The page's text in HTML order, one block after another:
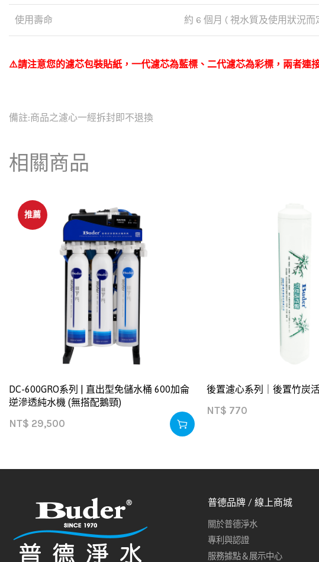
使用壽命 約 6 個月 ( 視水質及使用狀況而
⚠️請注意您的濾芯包裝貼紙，一代濾芯為藍標、二代濾芯為彩標，兩者連
備註:商品之濾心一經拆封即不退換
相關商品
推薦
DC-600GRO系列 | 直出型免儲水桶 600加侖
逆滲透純水機 (無搭配鵝頸)
NT$ 29,500
後置濾心系列｜後置竹炭
NT$ 770
普德品牌 / 線上商城
關於普德淨水
專利與認證
服務據點＆展示中心